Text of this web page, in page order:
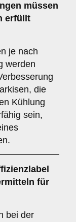
müssen
erfüllt
je nach
werden
die
Kühlung
sein,
für
bei der